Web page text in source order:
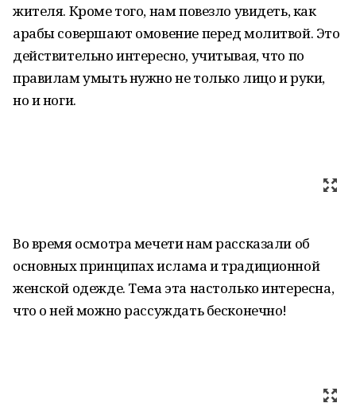
жителя. Кроме того, нам повезло увидеть, как
арабы совершают омовение перед молитвой. Это
действительно интересно, учитывая, что по
правилам умыть нужно не только лицо и руки,
но и ноги.
Во время осмотра мечети нам рассказали об
основных принципах ислама и традиционной
женской одежде. Тема эта настолько интересна,
что о ней можно рассуждать бесконечно!